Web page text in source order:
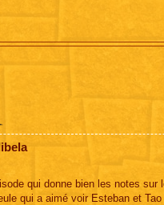
qui donne bien les notes sur
qui a aimé voir Esteban et Tao